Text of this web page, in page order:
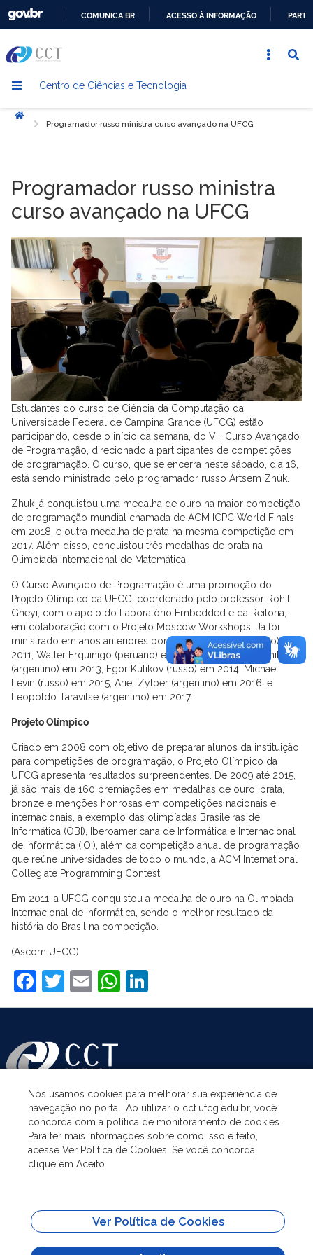
CONTEÚDO
COMUNICA BR ACESSO À INFORMAÇÃO
Centro de Ciências e Tecnologia
Início
Programador russo ministra curso avançado na UFCG
Programador russo ministra
curso avançado na UFCG
Estudantes do curso de Ciência da Computação da
Universidade Federal de Campina Grande (UFCG) estão
participando, desde o início da semana, do VIII Curso Avançado
de Programação, direcionado a participantes de competições
de programação. O curso, que se encerra neste sábado, dia 16,
está sendo ministrado pelo programador russo Artsem Zhuk.
Zhuk já conquistou uma medalha de ouro na maior competição
de programação mundial chamada de ACM ICPC World Finals
em 2018, e outra medalha de prata na mesma competição em
2017. Além disso, conquistou três medalhas de prata na
Olimpíada Internacional de Matemática.
O Curso Avançado de Programação é uma promoção do
Projeto Olímpico da UFCG, coordenado pelo professor Rohit
Gheyi, com o apoio do Laboratório Embedded e da Reitoria,
em colaboração com o Projeto Moscow Workshops. Já foi
ministrado em anos anteriores por Pablo Heiber (argentino) em
2011, Walter Erquinigo (peruano) em 2012, Fidel Schaposnik
(argentino) em 2013, Egor Kulikov (russo) em 2014, Michael
Levin (russo) em 2015, Ariel Zylber (argentino) em 2016, e
Leopoldo Taravilse (argentino) em 2017.
Projeto Olímpico
Criado em 2008 com objetivo de preparar alunos da instituição
para competições de programação, o Projeto Olímpico da
UFCG apresenta resultados surpreendentes. De 2009 até 2015,
já são mais de 160 premiações em medalhas de ouro, prata,
bronze e menções honrosas em competições nacionais e
internacionais, a exemplo das olimpíadas Brasileiras de
Informática (OBI), Iberoamericana de Informática e Internacional
de Informática (IOI), além da competição anual de programação
que reúne universidades de todo o mundo, a ACM International
Collegiate Programming Contest.
Em 2011, a UFCG conquistou a medalha de ouro na Olimpíada
Internacional de Informática, sendo o melhor resultado da
história do Brasil na competição.
(Ascom UFCG)
Facebook
Twitter
EmailWhatsApp
ASSUNTOS
ACESSO À INFORMAÇÃO
SITES IMPORTANTES
Nós usamos cookies para melhorar sua experiência de
navegação no portal. Ao utilizar o cct.ufcg.edu.br, você
concorda com a política de monitoramento de cookies.
Para ter mais informações sobre como isso é feito,
acesse Ver Política de Cookies. Se você concorda,
clique em Aceito.
Ver Política de Cookies